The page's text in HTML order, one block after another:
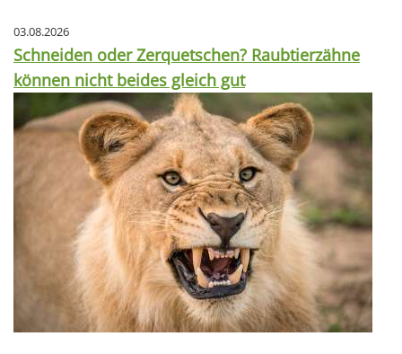
03.08.2026
Schneiden oder Zerquetschen? Raubtierzähne
können nicht beides gleich gut